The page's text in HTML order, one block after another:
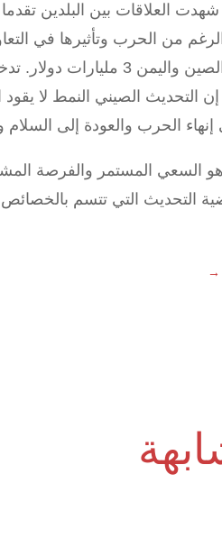
شهدت العلاقات بين
من الحرب وتأثيرها في
التبادل التجاري السنوي
التحديث الصيني النمط لا
الحرب والعودة إلى السلام
هو السعي المستمر والفرصة
التحديث التي تتسم
→